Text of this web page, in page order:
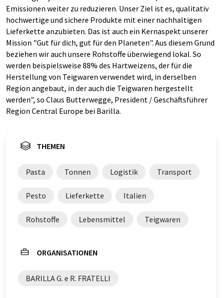
Emissionen weiter zu reduzieren. Unser Ziel ist es, qualitativ
hochwertige und sichere Produkte mit einer nachhaltigen
Lieferkette anzubieten. Das ist auch ein Kernaspekt unserer
Mission "Gut für dich, gut für den Planeten". Aus diesem Grund
beziehen wir auch unsere Rohstoffe überwiegend lokal. So
werden beispielsweise 88% des Hartweizens, der für die
Herstellung von Teigwaren verwendet wird, in derselben
Region angebaut, in der auch die Teigwaren hergestellt
werden", so Claus Butterwegge, President / Geschäftsführer
Region Central Europe bei Barilla.
THEMEN
Pasta Tonnen Logistik Transport
Pesto Lieferkette Italien
Rohstoffe Lebensmittel Teigwaren
ORGANISATIONEN
BARILLA G. e R. FRATELLI